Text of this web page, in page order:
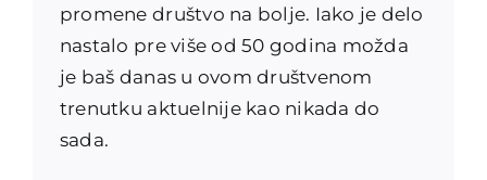
promene društvo na bolje. Iako je delo
nastalo pre više od 50 godina možda
je baš danas u ovom društvenom
trenutku aktuelnije kao nikada do
sada.